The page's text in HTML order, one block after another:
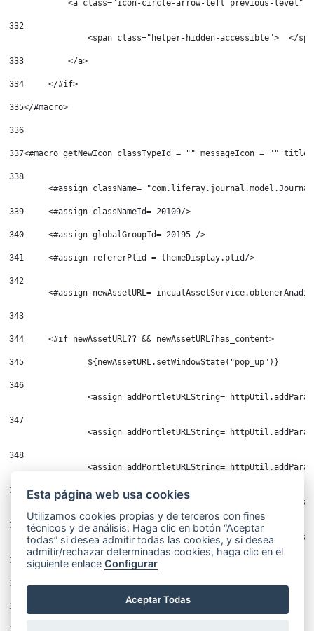
<a class="icon-circle-arrow-left previous-
332
<span class="helper-hidden-accessible">  </
333
	    </a>
334
	</#if>
335</#macro>
336
337<#macro getNewIcon classTypeId = "" messageIcon = ""
338
<#assign className=
339
	<#assign classNameId= 20109/>
340
	<#assign globalGroupId= 20195 />
341
	<#assign refererPlid = themeDisplay.plid/>
342
<#assign newAssetURL=
343
344
	<#if newAssetURL?? && newAssetURL?has_content>
345
		${newAssetURL.setWindowState("pop_up")}
346
347
<assign addPortletURLString=
348
<assign addPortletURLString=
349
<assign addPortletURLString=
350
351
	</#if>
352
353
	<#if newAssetURL?? && newAssetURL?has_content>
Esta página web usa cookies
Utilizamos cookies propias y de terceros con fines
técnicos y de análisis. Haga clic en botón “Aceptar
todas” si desea admitir todas las cookies, y si desea
admitir/rechazar determinadas cookies, haga clic en el
siguiente enlaceConfigurar
Aceptar Todas